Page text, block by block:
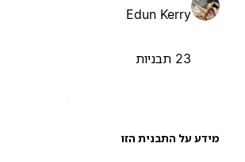
Edun Kerry
על התבנית הזו